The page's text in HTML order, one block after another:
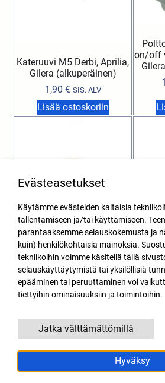
Kateruuvi M5 Derbi, Aprilia,
Gilera (alkuperäinen)
1,90 € SIS. ALV
Lisää ostoskoriin
on/off
Männäntapin neulalaakeri
Derbi, Minarelli AM6,
Peugeot 12x15x15mm
3,95€ SIS. ALV
Derbi
Evästeasetukset
Käytämme evästeiden kaltaisia
tallentamiseen ja/tai käyttämiseen.
parantaaksemme selauskokemusta ja
kuin) henkilökohtaisia mainoksia.
tekniikoihin voimme käsitellä tällä
selauskäyttäytymistä tai yksilöllisiä
epääminen tai peruuttaminen voi
tiettyihin ominaisuuksiin ja toimintoihin.
Hyväksy
Jatka välttämättömillä